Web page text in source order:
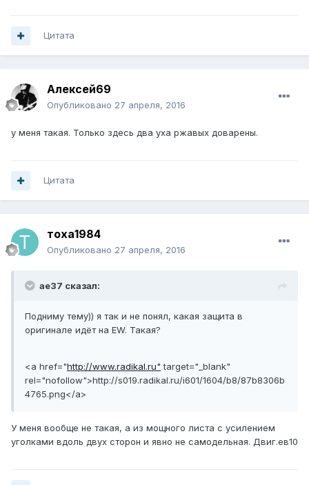
Цитата
Алексей69
Опубликовано 27 апреля, 2016
у меня такая. Только здесь два уха ржавых доварены.
Цитата
тоха1984
Опубликовано 27 апреля, 2016
ae37 сказал:
Подниму тему)) я так и не понял, какая защита в
оригинале идёт на EW. Такая?
<a href="http://www.radikal.ru" target="_blank"
rel="nofollow">http://s019.radikal.ru/i601/1604/b8/87b8306b
4765.png</a>
У меня вообще не такая, а из мощного листа с усилением
уголками вдоль двух сторон и явно не самодельная. Двиг.ев10